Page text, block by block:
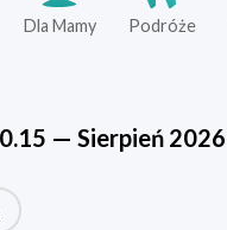
Dla Mamy Podróże
— Sierpień 2026